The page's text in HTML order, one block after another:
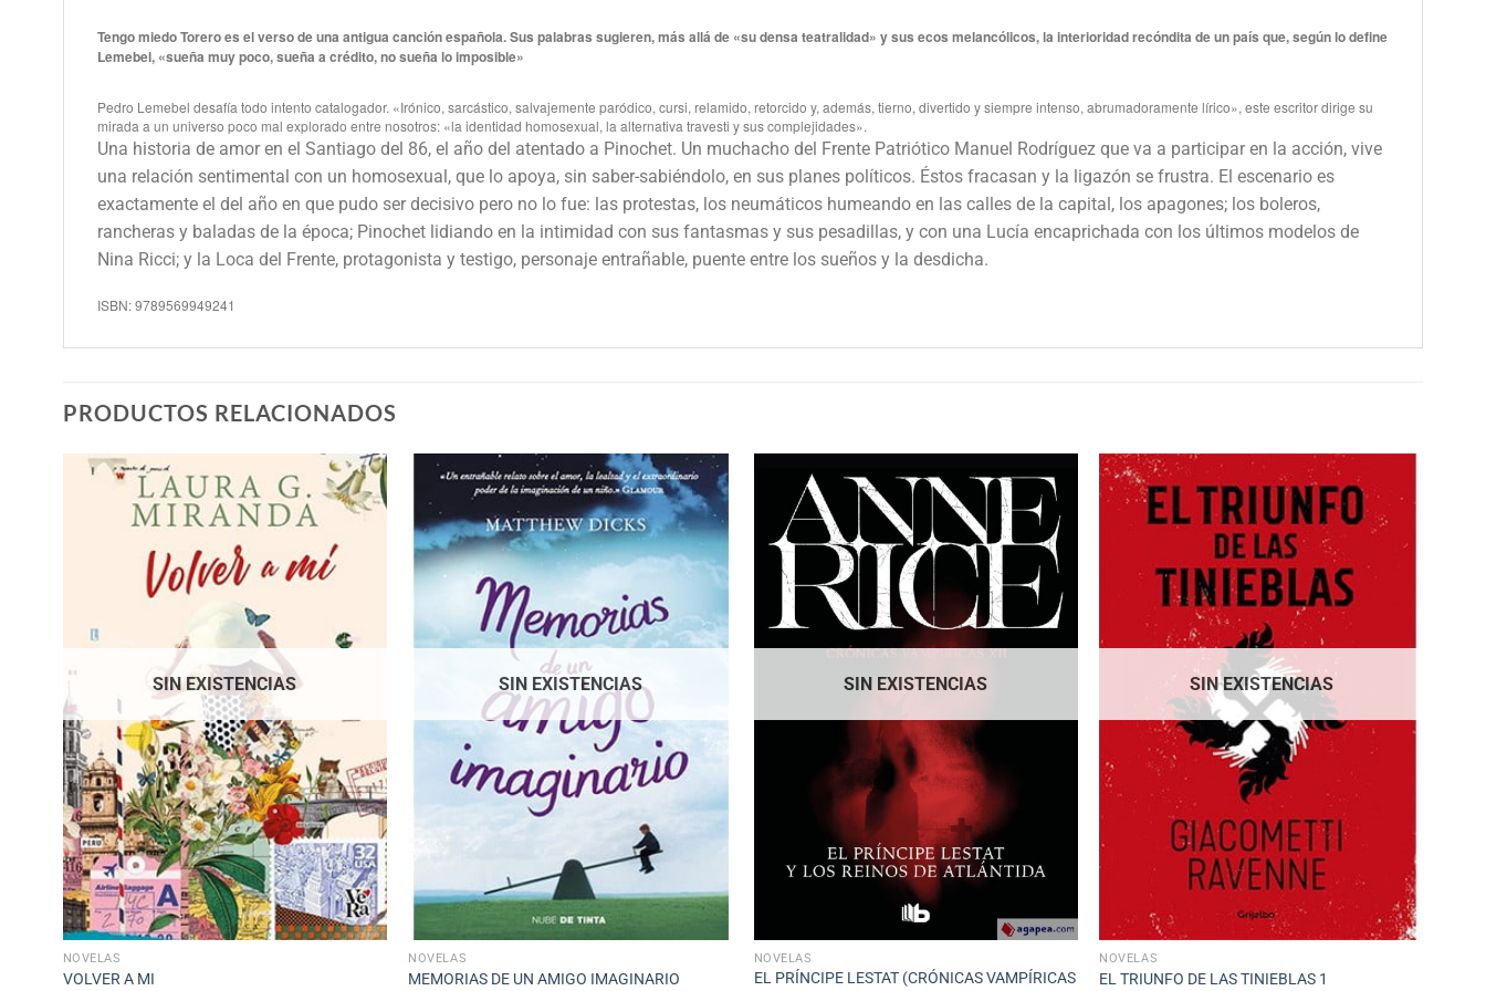
Tengo miedo Torero es el verso de una antigua canción española. Sus palabras sugieren, más allá de «su densa teatralidad» y sus ecos melancólicos, la interioridad recóndita de un país que, según lo define
Lemebel, «sueña muy poco, sueña a crédito, no sueña lo imposible»
Pedro Lemebel desafía todo intento catalogador. «Irónico, sarcástico, salvajemente paródico, cursi, relamido, retorcido y, además, tierno, divertido y siempre intenso, abrumadoramente lírico», este escritor dirige su
mirada a un universo poco mal explorado entre nosotros: «la identidad homosexual, la alternativa travesti y sus complejidades».
Una historia de amor en el Santiago del 86, el año del atentado a Pinochet. Un muchacho del Frente Patriótico Manuel Rodríguez que va a participar en la acción, vive
una relación sentimental con un homosexual, que lo apoya, sin saber-sabiéndolo, en sus planes políticos. Éstos fracasan y la ligazón se frustra. El escenario es
exactamente el del año en que pudo ser decisivo pero no lo fue: las protestas, los neumáticos humeando en las calles de la capital, los apagones; los boleros,
rancheras y baladas de la época; Pinochet lidiando en la intimidad con sus fantasmas y sus pesadillas, y con una Lucía encaprichada con los últimos modelos de
Nina Ricci; y la Loca del Frente, protagonista y testigo, personaje entrañable, puente entre los sueños y la desdicha.
ISBN: 9789569949241
PRODUCTOS RELACIONADOS
SIN EXISTENCIAS
NOVELAS
VOLVER A MI
SIN EXISTENCIAS
NOVELAS
MEMORIAS DE UN AMIGO IMAGINARIO
SIN EXISTENCIAS
NOVELAS
EL PRÍNCIPE LESTAT (CRÓNICAS VAMPÍRICAS
SIN EXISTENCIAS
NOVELAS
EL TRIUNFO DE LAS TINIEBLAS 1